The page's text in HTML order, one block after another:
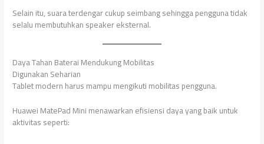
Selain itu, suara terdengar cukup seimbang sehingga pengguna tidak
selalu membutuhkan speaker eksternal.
Daya Tahan Baterai Mendukung Mobilitas
Digunakan Seharian
Tablet modern harus mampu mengikuti mobilitas pengguna.
Huawei MatePad Mini menawarkan efisiensi daya yang baik untuk
aktivitas seperti: